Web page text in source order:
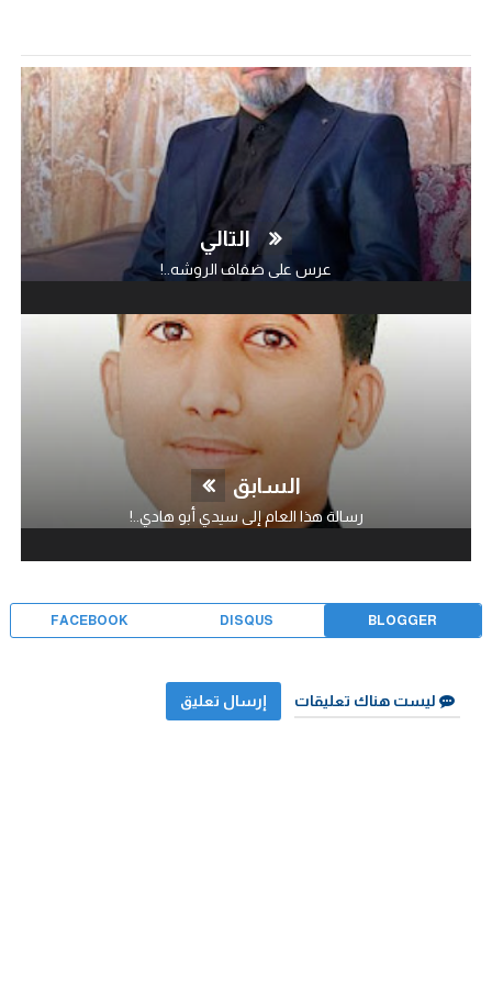
التالي
عرس على ضفاف الروشه..!
السابق
رسالة هذا العام إلى سيدي أبو هادي..!
BLOGGER
DISQUS
FACEBOOK
ليست هناك تعليقات إرسال تعليق